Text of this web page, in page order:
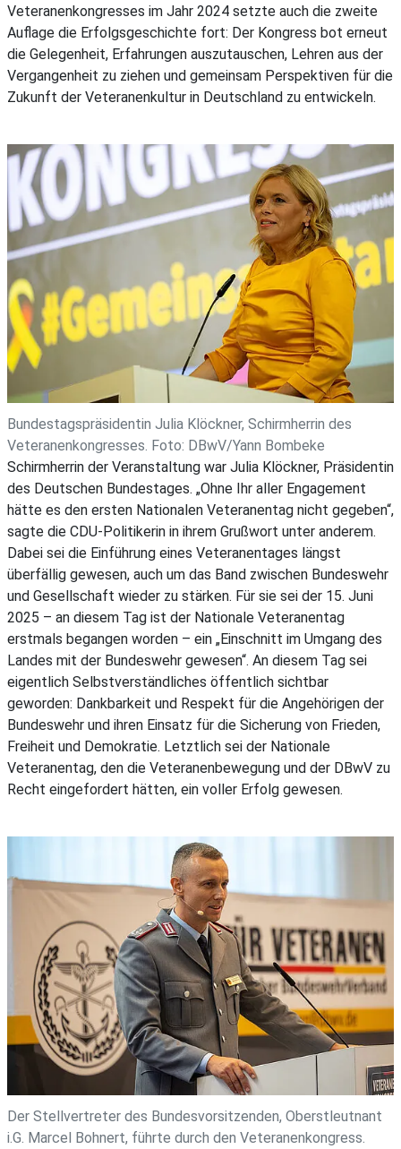
Veteranenkongresses im Jahr 2024 setzte auch die zweite
Auflage die Erfolgsgeschichte fort: Der Kongress bot erneut
die Gelegenheit, Erfahrungen auszutauschen, Lehren aus der
Vergangenheit zu ziehen und gemeinsam Perspektiven für die
Zukunft der Veteranenkultur in Deutschland zu entwickeln.
Bundestagspräsidentin Julia Klöckner, Schirmherrin des
Veteranenkongresses. Foto: DBwV/Yann Bombeke
Schirmherrin der Veranstaltung war Julia Klöckner, Präsidentin
des Deutschen Bundestages. „Ohne Ihr aller Engagement
hätte es den ersten Nationalen Veteranentag nicht gegeben“,
sagte die CDU-Politikerin in ihrem Grußwort unter anderem.
Dabei sei die Einführung eines Veteranentages längst
überfällig gewesen, auch um das Band zwischen Bundeswehr
und Gesellschaft wieder zu stärken. Für sie sei der 15. Juni
2025 – an diesem Tag ist der Nationale Veteranentag
erstmals begangen worden – ein „Einschnitt im Umgang des
Landes mit der Bundeswehr gewesen“. An diesem Tag sei
eigentlich Selbstverständliches öffentlich sichtbar
geworden: Dankbarkeit und Respekt für die Angehörigen der
Bundeswehr und ihren Einsatz für die Sicherung von Frieden,
Freiheit und Demokratie. Letztlich sei der Nationale
Veteranentag, den die Veteranenbewegung und der DBwV zu
Recht eingefordert hätten, ein voller Erfolg gewesen.
Der Stellvertreter des Bundesvorsitzenden, Oberstleutnant
i.G. Marcel Bohnert, führte durch den Veteranenkongress.